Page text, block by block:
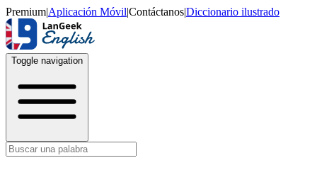
Premium|Aplicación Móvil|Contáctanos|Diccionario ilustrado
Toggle navigation